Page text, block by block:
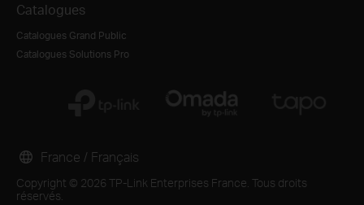
Catalogues
Catalogues Grand Public
Catalogues Solutions Pro
Copyright © 2026 TP-Link Enterprises France. Tous droits
réservés.
France / Français